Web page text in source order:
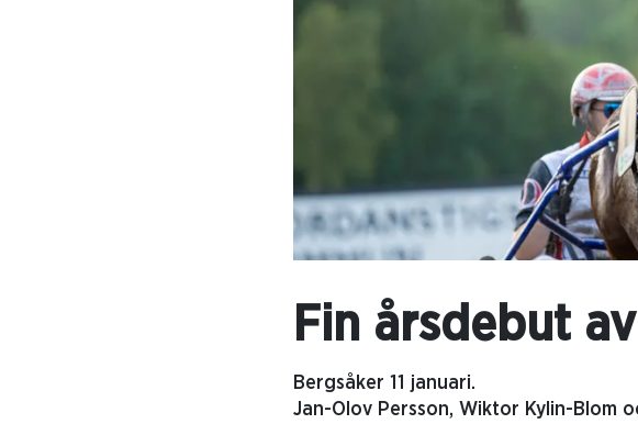
Fin årsdebut
Bergsåker 11 januari.
Jan-Olov Persson, Wiktor Kylin-Blom